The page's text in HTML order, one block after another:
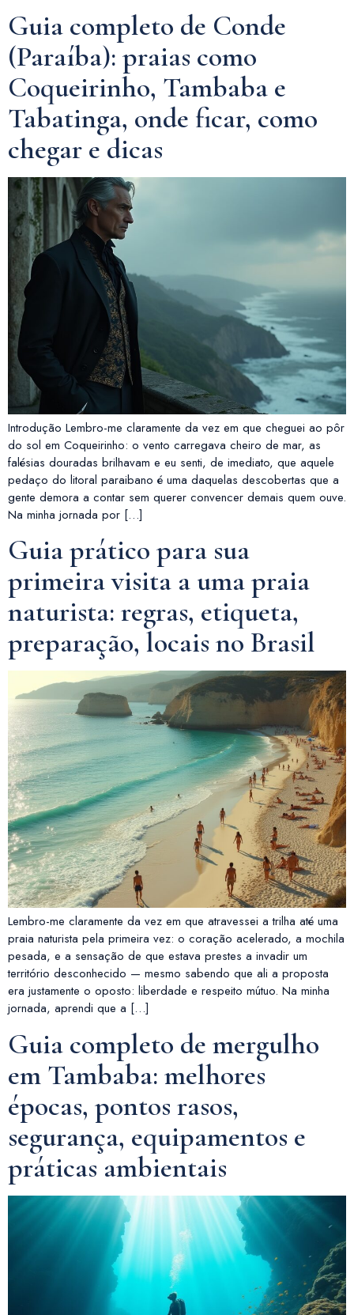
Guia completo de Conde
(Paraíba): praias como
Coqueirinho, Tambaba e
Tabatinga, onde ficar, como
chegar e dicas
Introdução Lembro-me claramente da vez em que cheguei ao pôr
do sol em Coqueirinho: o vento carregava cheiro de mar, as
falésias douradas brilhavam e eu senti, de imediato, que aquele
pedaço do litoral paraibano é uma daquelas descobertas que a
gente demora a contar sem querer convencer demais quem ouve.
Na minha jornada por […]
Guia prático para sua
primeira visita a uma praia
naturista: regras, etiqueta,
preparação, locais no Brasil
Lembro-me claramente da vez em que atravessei a trilha até uma
praia naturista pela primeira vez: o coração acelerado, a mochila
pesada, e a sensação de que estava prestes a invadir um
território desconhecido — mesmo sabendo que ali a proposta
era justamente o oposto: liberdade e respeito mútuo. Na minha
jornada, aprendi que a […]
Guia completo de mergulho
em Tambaba: melhores
épocas, pontos rasos,
segurança, equipamentos e
práticas ambientais